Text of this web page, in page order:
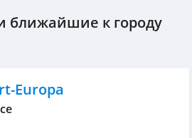
ближайшие к городу
Europa